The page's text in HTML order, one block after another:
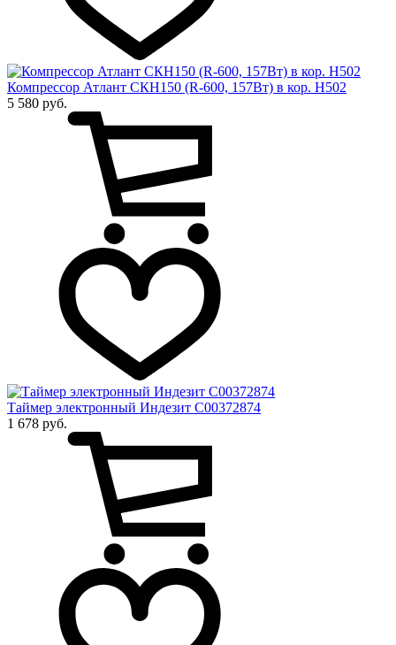
Компрессор Атлант СКН150 (R-600, 157Вт) в кор. Н502
5 580 руб.
Таймер электронный Индезит C00372874
1 678 руб.